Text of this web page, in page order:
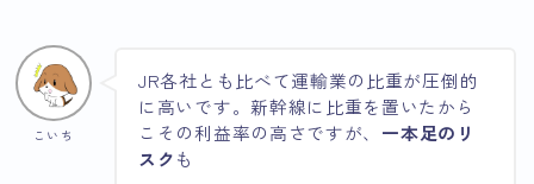
こいち
JR各社とも比べて運輸業の比重が圧倒的
に高いです。新幹線に比重を置いたから
こその利益率の高さですが、 一本足のリ
スクも